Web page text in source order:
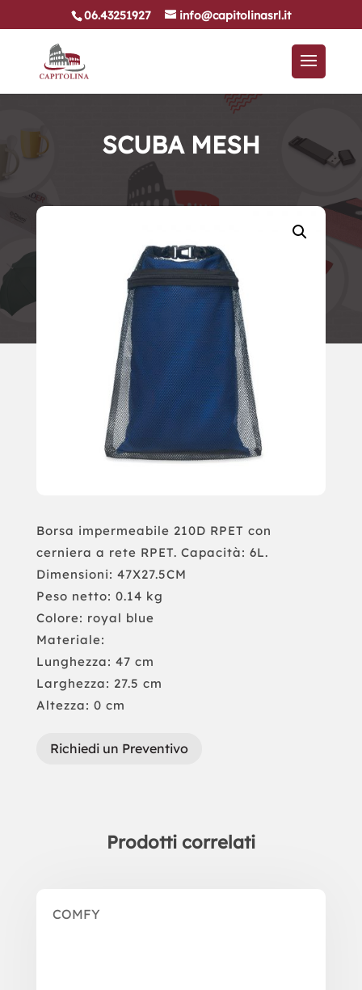
06.43251927 info@capitolinasrl.it
SCUBA MESH
Borsa impermeabile 210D RPET con
cerniera a rete RPET. Capacità: 6L.
Dimensioni: 47X27.5CM
Peso netto: 0.14 kg
Colore: royal blue
Materiale:
Lunghezza: 47 cm
Larghezza: 27.5 cm
Altezza: 0 cm
Richiedi un Preventivo
Prodotti correlati
COMFY